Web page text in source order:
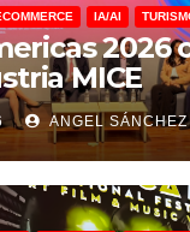
IA/AI
2026
MICE
ANGEL SÁNCHEZ